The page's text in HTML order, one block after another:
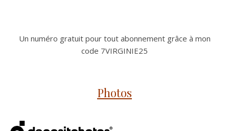
Un numéro gratuit pour tout abonnement grâce à mon
code 7VIRGINIE25
Photos